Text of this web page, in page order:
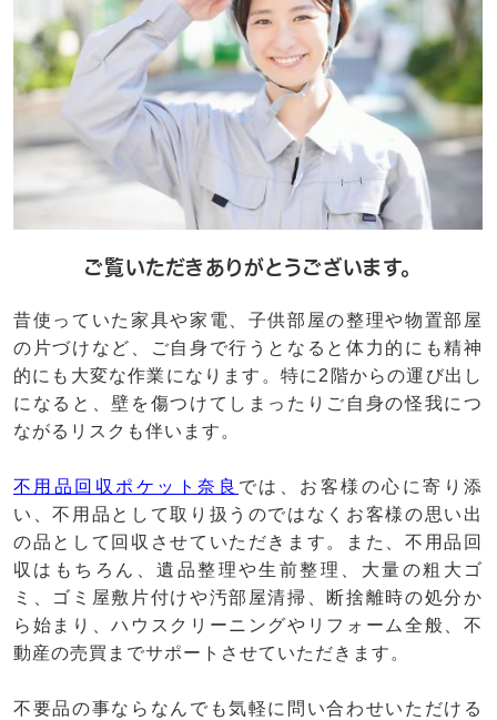
ご覧いただきありがとうございます。
昔使っていた家具や家電、子供部屋の整理や物置部屋
の片づけなど、ご自身で行うとなると体力的にも精神
的にも大変な作業になります。特に2階からの運び出し
になると、壁を傷つけてしまったりご自身の怪我につ
ながるリスクも伴います。
不用品回収ポケット奈良 では、お客様の心に寄り添
い、不用品として取り扱うのではなくお客様の思い出
の品として回収させていただきます。また、不用品回
収はもちろん、遺品整理や生前整理、大量の粗大ゴ
ミ、ゴミ屋敷片付けや汚部屋清掃、断捨離時の処分か
ら始まり、ハウスクリーニングやリフォーム全般、不
動産の売買までサポートさせていただきます。
不要品の事ならなんでも気軽に問い合わせいただける